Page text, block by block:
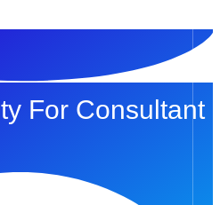
For Consultant